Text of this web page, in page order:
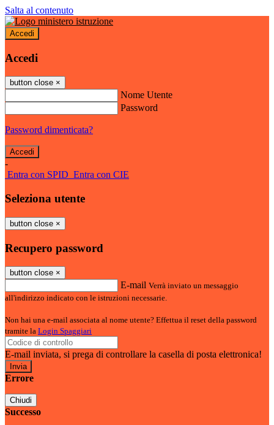
Salta al contenuto
Accedi
Accedi
button close ×
Nome Utente
Password
Password dimenticata?
-
Entra con SPID Entra con CIE
Seleziona utente
button close ×
Recupero password
button close ×
E-mail Verrà inviato un messaggio
all'indirizzo indicato con le istruzioni necessarie.
Non hai una e-mail associata al nome utente? Effettua il reset della password
tramite la Login Spaggiari
E-mail inviata, si prega di controllare la casella di posta elettronica!
Errore
Chiudi
Successo